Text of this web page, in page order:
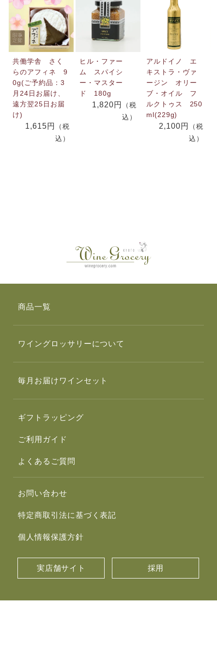
共働学舎 さく
らのアフィネ 9
0g(ご予約品：3
月24日お届け、
遠方翌25日お届
け)
1,615円
（税
込）
ヒル・ファー
ム スパイシ
ー・マスター
ド 180g
1,820円
（税
込）
アルドイノ エ
キストラ・ヴァ
ージン オリー
ブ・オイル フ
ルクトゥス 250
ml(229g)
2,100円
（税
込）
商品一覧
ワイングロッサリーについて
毎月お届けワインセット
ギフトラッピング
ご利用ガイド
よくあるご質問
お問い合わせ
特定商取引法に基づく表記
個人情報保護方針
実店舗サイト 採用